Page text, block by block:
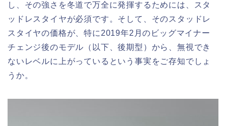
し、その強さを冬道で万全に発揮するためには、スタ
ッドレスタイヤが必須です。そして、そのスタッドレ
スタイヤの価格が、特に2019年2月のビッグマイナー
チェンジ後のモデル（以下、後期型）から、無視でき
ないレベルに上がっているという事実をご存知でしょ
うか。